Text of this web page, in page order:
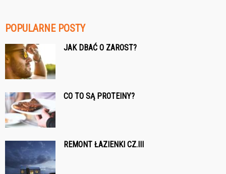
POPULARNE POSTY
JAK DBAĆ O ZAROST?
CO TO SĄ PROTEINY?
REMONT ŁAZIENKI CZ.III